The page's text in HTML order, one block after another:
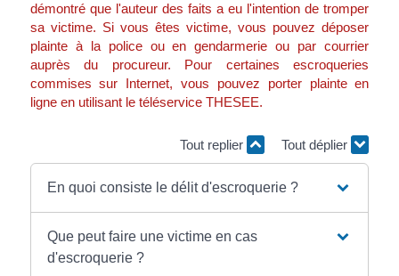
démontré que l'auteur des faits a eu l'intention de tromper
sa victime. Si vous êtes victime, vous pouvez déposer
plainte à la police ou en gendarmerie ou par courrier
auprès du procureur. Pour certaines escroqueries
commises sur Internet, vous pouvez porter plainte en
ligne en utilisant le téléservice THESEE.
Tout replier Tout déplier
En quoi consiste le délit d'escroquerie ?
Que peut faire une victime en cas
d'escroquerie ?